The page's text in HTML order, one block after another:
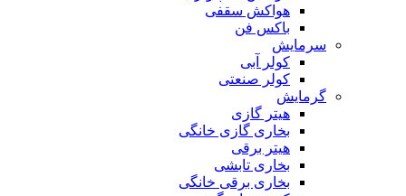
هواکش سقفی
باکس فن
سرمایش
کولر آبی
کولر صنعتی
گرمایش
هیتر گازی
بخاری گازی خانگی
هیتر برقی
بخاری تابشی
بخاری برقی خانگی